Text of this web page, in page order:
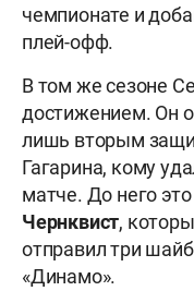
чемпионате и
плей-офф.
В том же сезоне
достижением. Он
лишь вторым
Гагарина, кому
матче. До него
Чернквист,
отправил три
«Динамо».